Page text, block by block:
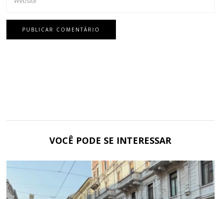
VOCÊ PODE SE INTERESSAR